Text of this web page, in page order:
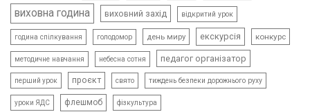
виховна година виховний захід відкритий урок
година спілкування голодомор день миру екскурсія конкурс
методичне навчання небесна сотня педагог організатор
перший урок проєкт свято тиждень безпеки дорожнього руху
уроки ЯДС флешмоб фізкультура